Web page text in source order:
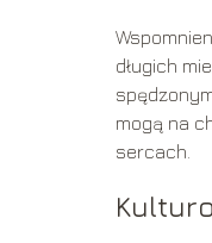
długich
mogą na
sercach.